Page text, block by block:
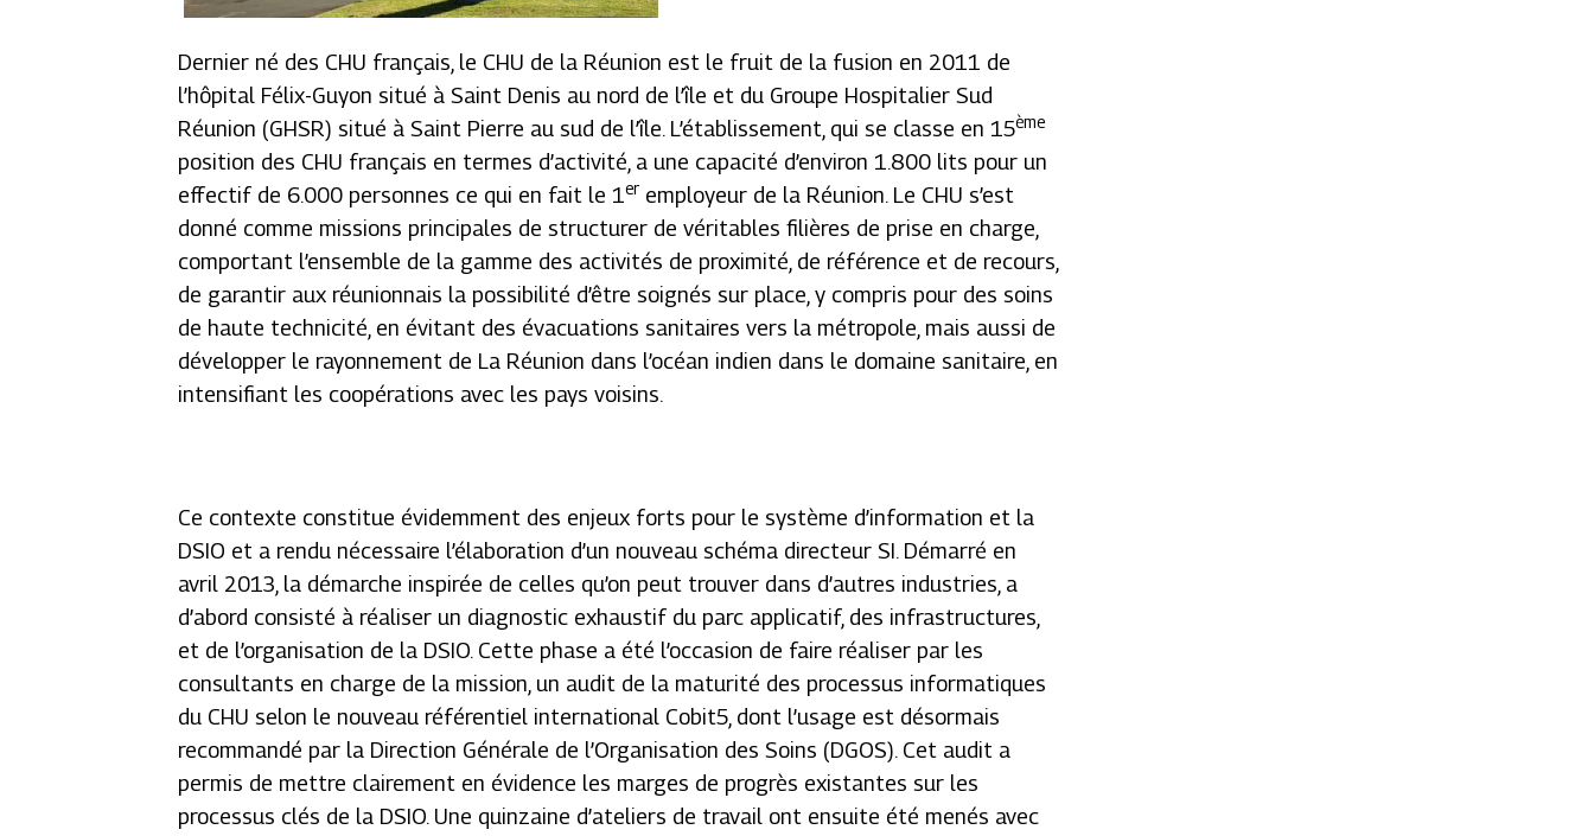
Dernier né des CHU français, le CHU de la Réunion est le fruit de la fusion en 2011 de
l’hôpital Félix-Guyon situé à Saint Denis au nord de l’île et du Groupe Hospitalier Sud
Réunion (GHSR) situé à Saint Pierre au sud de l’île. L’établissement, qui se classe en 15ème
position des CHU français en termes d’activité, a une capacité d’environ 1.800 lits pour un
effectif de 6.000 personnes ce qui en fait le 1er employeur de la Réunion. Le CHU s’est
donné comme missions principales de structurer de véritables filières de prise en charge,
comportant l’ensemble de la gamme des activités de proximité, de référence et de recours,
de garantir aux réunionnais la possibilité d’être soignés sur place, y compris pour des soins
de haute technicité, en évitant des évacuations sanitaires vers la métropole, mais aussi de
développer le rayonnement de La Réunion dans l’océan indien dans le domaine sanitaire, en
intensifiant les coopérations avec les pays voisins.
Ce contexte constitue évidemment des enjeux forts pour le système d’information et la
DSIO et a rendu nécessaire l’élaboration d’un nouveau schéma directeur SI. Démarré en
avril 2013, la démarche inspirée de celles qu’on peut trouver dans d’autres industries, a
d’abord consisté à réaliser un diagnostic exhaustif du parc applicatif, des infrastructures,
et de l’organisation de la DSIO. Cette phase a été l’occasion de faire réaliser par les
consultants en charge de la mission, un audit de la maturité des processus informatiques
du CHU selon le nouveau référentiel international Cobit5, dont l’usage est désormais
recommandé par la Direction Générale de l’Organisation des Soins (DGOS). Cet audit a
permis de mettre clairement en évidence les marges de progrès existantes sur les
processus clés de la DSIO. Une quinzaine d’ateliers de travail ont ensuite été menés avec